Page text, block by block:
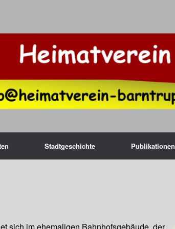
Stadtgeschichte Publikationen